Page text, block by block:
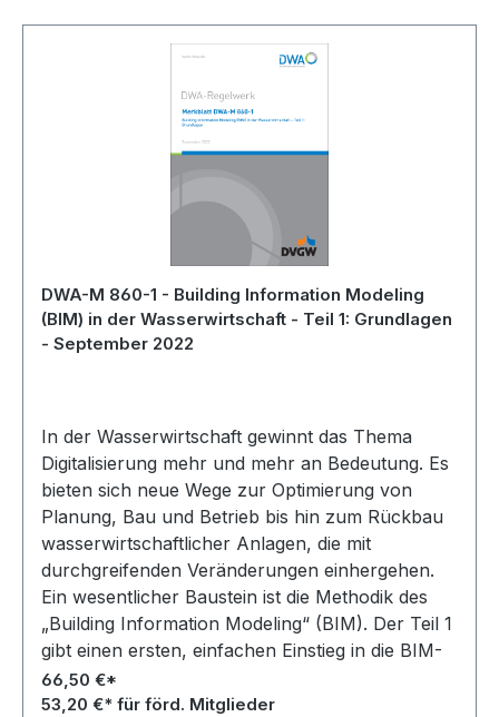
DWA-M 860-1 - Building Information Modeling
(BIM) in der Wasserwirtschaft - Teil 1: Grundlagen
- September 2022
In der Wasserwirtschaft gewinnt das Thema
Digitalisierung mehr und mehr an Bedeutung. Es
bieten sich neue Wege zur Optimierung von
Planung, Bau und Betrieb bis hin zum Rückbau
wasserwirtschaftlicher Anlagen, die mit
durchgreifenden Veränderungen einhergehen.
Ein wesentlicher Baustein ist die Methodik des
„Building Information Modeling“ (BIM). Der Teil 1
gibt einen ersten, einfachen Einstieg in die BIM-
Methodik, in den weiteren Teilen der
Merkblattreihe erfolgt eine vertiefende
66,50 €*
53,20 €* für förd. Mitglieder